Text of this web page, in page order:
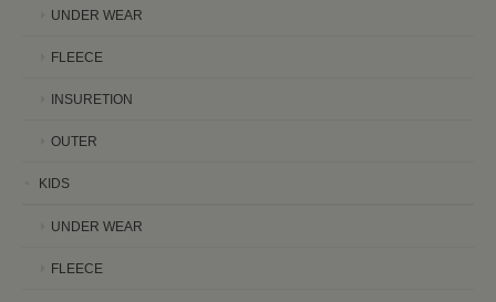
UNDER WEAR
FLEECE
INSURETION
OUTER
KIDS
UNDER WEAR
FLEECE